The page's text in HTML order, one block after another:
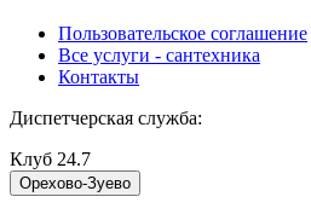
Пользовательское соглашение
Все услуги - cантехника
Контакты
Диспетчерская служба:
Клуб 24.7
Орехово-Зуево